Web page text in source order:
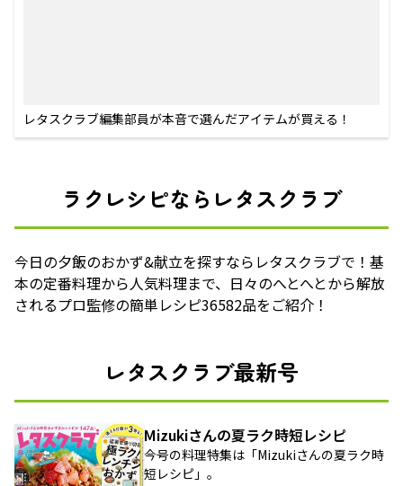
レタスクラブ編集部員が本音で選んだアイテムが買える！
ラクレシピならレタスクラブ
今日の夕飯のおかず&献立を探すならレタスクラブで！基
本の定番料理から人気料理まで、日々のへとへとから解放
されるプロ監修の簡単レシピ36582品をご紹介！
レタスクラブ最新号
Mizukiさんの夏ラク時短レシピ
今号の料理特集は「Mizukiさんの夏ラク時
短レシピ」。